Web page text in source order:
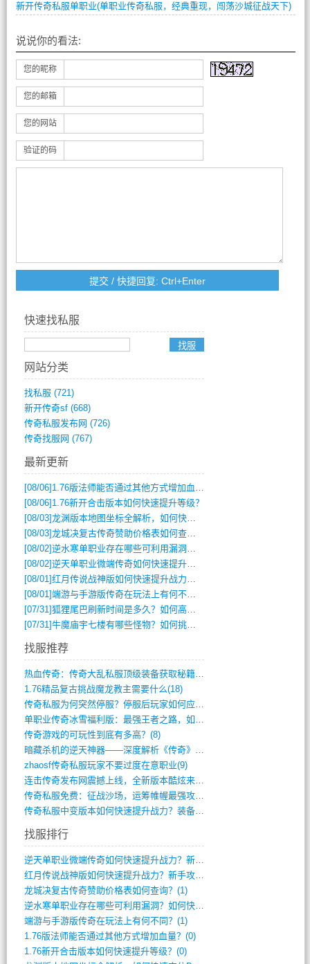
新开传奇私服单职业(单职业传奇私服，经典重现，闯荡沙城征战天下)
说说你的看法:
您的昵称
您的邮箱
您的网站
验证的码
快速找私服
网站分类
找私服 (721)
新开传奇sf(668)
传奇私服发布网 (726)
传奇找服网 (767)
最新更新
[08/06] 1.76版法师能否通过其他方式增加血量？
[08/06] 1.76新开合击版本如何快速提升等级？
[08/03]龙渊版本地图坐标全解析，如何快速定位BOSS位置？
[08/03]龙城决复古传奇赞助价格表如何查询？
[08/02]逆水寒单职业存在哪些可利用漏洞？如何快速提升战力？
[08/02]逆天单职业微端传奇如何快速提升战力？新手必看攻略
[08/01]红月传说战神版如何快速提升战力？新手攻略全解析？
[08/01]端游与手游版传奇在玩法上有何不同？
[07/31]狐狸尾巴刷新时间是多久？如何高效获取传奇手游中的狐狸尾巴？
[07/31]牛魔庙宇七楼有哪些怪物？如何挑战它们？
找服推荐
热血传奇：传奇大乱私服顶级装备获取秘籍(887)
1.76精品复古挑战魔龙教主需要什么(18)
传奇私服为何突然停服？停服后玩家如何应对(744)
单职业传奇冰雪福利版：最强王者之路，如何(659)
传奇游戏的可玩性到底有多高？(8)
暗藏杀机的逆天神器——深度解析《传奇》祈(374)
zhaosf传奇私服玩家不要过度在意职业(9)
连击传奇发布网震撼上线，全新版本酷炫来袭(12)
传奇私服免费：征战沙场，运筹帷幄最强攻城(516)
传奇私服中变版本如何快速提升战力？装备强(1012)
找服排行
逆天单职业微端传奇如何快速提升战力？新手(2)
红月传说战神版如何快速提升战力？新手攻略(2)
龙城决复古传奇赞助价格表如何查询？(1)
逆水寒单职业存在哪些可利用漏洞？如何快速(1)
端游与手游版传奇在玩法上有何不同？(1)
1.76版法师能否通过其他方式增加血量？(0)
1.76新开合击版本如何快速提升等级？(0)